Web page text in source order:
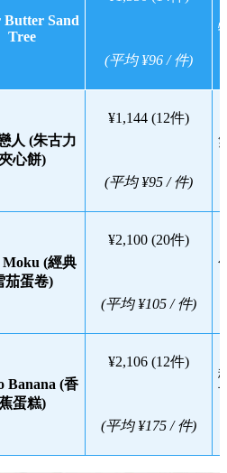
Butter Sand
Tree
(平均 ¥96 / 件)
人 (朱古力
心餅)
¥1,144 (12件)
(平均 ¥95 / 件)
Moku (經典
茄蛋卷)
¥2,100 (20件)
(平均 ¥105 / 件)
Banana (香
蛋糕)
¥2,106 (12件)
(平均 ¥175 / 件)